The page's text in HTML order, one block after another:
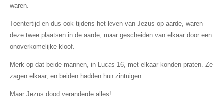
waren.
Toentertijd en dus ook tijdens het leven van Jezus op aarde, waren
deze twee plaatsen in de aarde, maar gescheiden van elkaar door een
onoverkomelijke kloof.
Merk op dat beide mannen, in Lucas 16, met elkaar konden praten. Ze
zagen elkaar, en beiden hadden hun zintuigen.
Maar Jezus dood veranderde alles!